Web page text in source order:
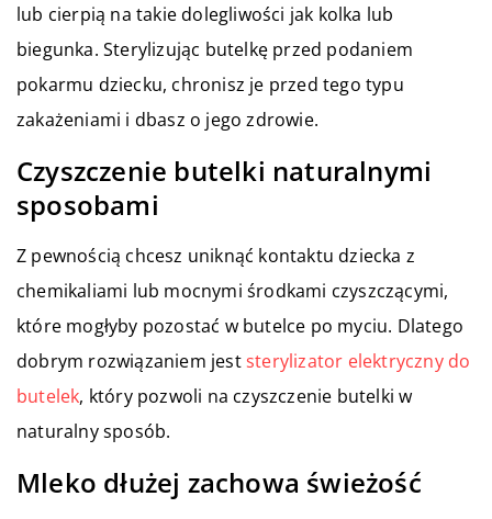
lub cierpią na takie dolegliwości jak kolka lub
biegunka. Sterylizując butelkę przed podaniem
pokarmu dziecku, chronisz je przed tego typu
zakażeniami i dbasz o jego zdrowie.
Czyszczenie butelki naturalnymi
sposobami
Z pewnością chcesz uniknąć kontaktu dziecka z
chemikaliami lub mocnymi środkami czyszczącymi,
które mogłyby pozostać w butelce po myciu. Dlatego
dobrym rozwiązaniem jeststerylizator elektryczny do
butelek, który pozwoli na czyszczenie butelki w
naturalny sposób.
Mleko dłużej zachowa świeżość